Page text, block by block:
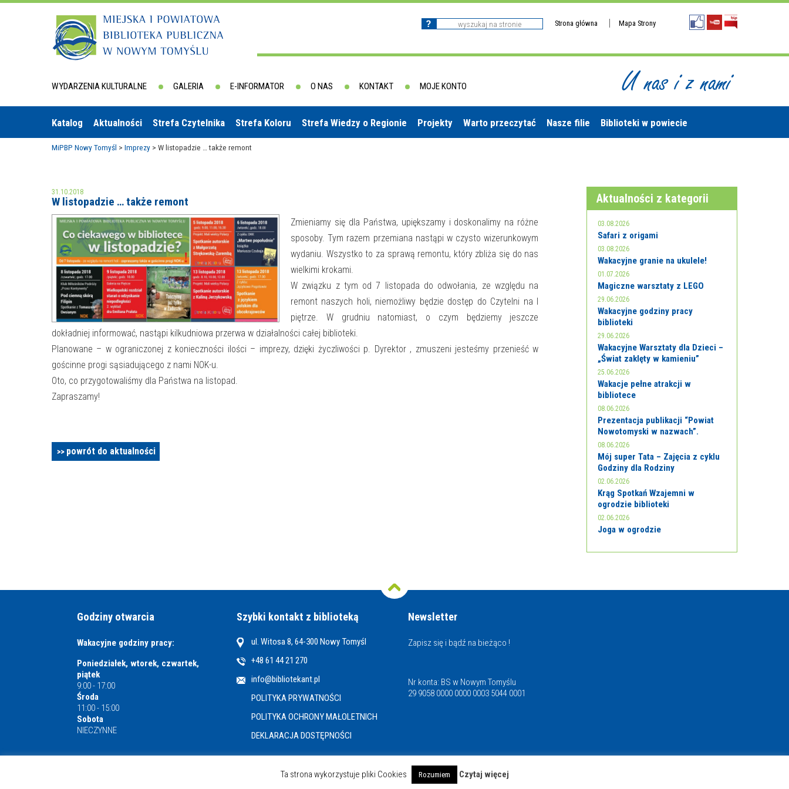
Strona główna Mapa Strony
WYDARZENIA KULTURALNE GALERIA E-INFORMATOR O NAS KONTAKT MOJE KONTO U nas i z nami
Katalog Aktualności Strefa Czytelnika Strefa Koloru Strefa Wiedzy o Regionie Projekty Warto przeczytać Nasze filie Biblioteki w powiecie
MiPBP Nowy Tomyśl > Imprezy > W listopadzie … także remont
31.10.2018
W listopadzie … także remont
Zmieniamy się dla Państwa, upiększamy i doskonalimy na różne
sposoby. Tym razem przemiana nastąpi w czysto wizerunkowym
wydaniu. Wszystko to za sprawą remontu, który zbliża się do nas
wielkimi krokami.
W związku z tym od 7 listopada do odwołania, ze względu na
remont naszych holi, niemożliwy będzie dostęp do Czytelni na I
piętrze. W grudniu natomiast, o czym będziemy jeszcze
dokładniej informować, nastąpi kilkudniowa przerwa w działalności całej biblioteki.
Planowane – w ograniczonej z konieczności ilości – imprezy, dzięki życzliwości p. Dyrektor , zmuszeni jesteśmy przenieść w
gościnne progi sąsiadującego z nami NOK-u.
Oto, co przygotowaliśmy dla Państwa na listopad.
Zapraszamy!
powrót do aktualności
Aktualności z kategorii
03.08.2026
Safari z origami
03.08.2026
Wakacyjne granie na ukulele!
01.07.2026
Magiczne warsztaty z LEGO
29.06.2026
Wakacyjne godziny pracy
biblioteki
29.06.2026
Wakacyjne Warsztaty dla Dzieci –
„Świat zaklęty w kamieniu”
25.06.2026
Wakacje pełne atrakcji w
bibliotece
08.06.2026
Prezentacja publikacji “Powiat
Nowotomyski w nazwach”.
08.06.2026
Mój super Tata – Zajęcia z cyklu
Godziny dla Rodziny
02.06.2026
Krąg Spotkań Wzajemni w
ogrodzie biblioteki
02.06.2026
Joga w ogrodzie
Godziny otwarcia
Wakacyjne godziny pracy:
Poniedziałek, wtorek, czwartek,
piątek
9:00 - 17:00
Środa
11:00 - 15:00
Sobota
NIECZYNNE
Szybki kontakt z biblioteką
ul. Witosa 8, 64-300 Nowy Tomyśl
+48 61 44 21 270
info@bibliotekant.pl
POLITYKA PRYWATNOŚCI
POLITYKA OCHRONY MAŁOLETNICH
DEKLARACJA DOSTĘPNOŚCI
Newsletter
Zapisz się i bądź na bieżąco !
Nr konta: BS w Nowym Tomyślu
29 9058 0000 0000 0003 5044 0001
Ta strona wykorzystuje pliki Cookies Rozumiem Czytaj więcej